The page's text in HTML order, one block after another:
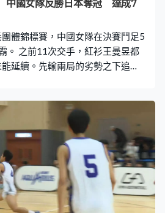
中國女隊反勝日本奪冠 達成7
團體錦標賽，中國女隊在決賽鬥足5
。 之前11次交手，紅衫王曼昱都
延續。先輸兩局的劣勢之下追
就贏11比8，為中國追平場數。但
削球手橋本帆乃香，中國大分再
出馬，11比2、11比4、11比6，
2。 王曼昱再次登場，這次就展現
11比5，局數3比0擊敗早田希娜。
，第24次稱霸。